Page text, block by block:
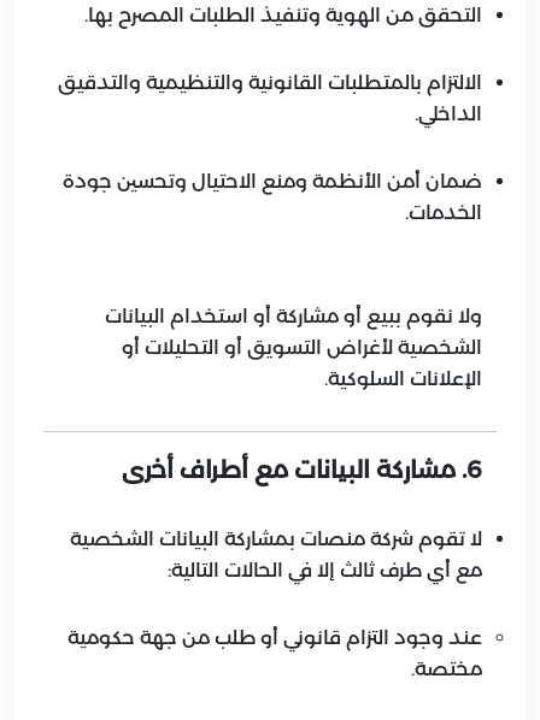
التحقق من الهوية وتنفيذ الطلبات المصرح بها.
الالتزام بالمتطلبات القانونية والتنظيمية والتدقيق
الداخلي.
ضمان أمن الأنظمة ومنع الاحتيال وتحسين جودة
الخدمات.
ولا نقوم ببيع أو مشاركة أو استخدام البيانات
الشخصية لأغراض التسويق أو التحليلات أو
الإعلانات السلوكية.
6. مشاركة البيانات مع أطراف أخرى
لا تقوم شركة منصات بمشاركة البيانات الشخصية
مع أي طرف ثالث إلا في الحالات التالية:
عند وجود التزام قانوني أو طلب من جهة حكومية
مختصة.